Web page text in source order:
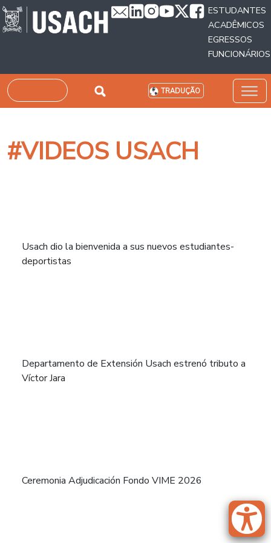
Passar para o conteúdo principal
ESTUDANTES
ACADÊMICOS
EGRESSOS
FUNCIONÁRIOS
Pesquisar TRADUÇÃO
#VIDEOS USACH
Usach dio la bienvenida a sus nuevos estudiantes-
deportistas
Departamento de Extensión Usach estrenó tributo a
Víctor Jara
Ceremonia Adjudicación Fondo VIME 2026